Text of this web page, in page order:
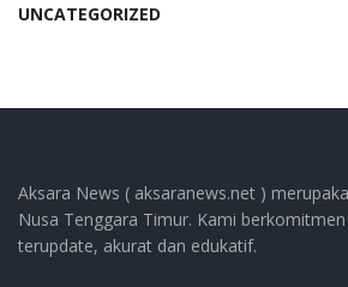
UNCATEGORIZED
Aksara News ( aksaranews.net )
Nusa Tenggara Timur. Kami
terupdate, akurat dan edukatif.